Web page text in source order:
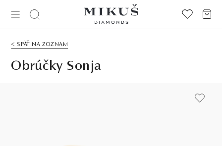
< SPÄŤ NA ZOZNAM
Obrúčky Sonja